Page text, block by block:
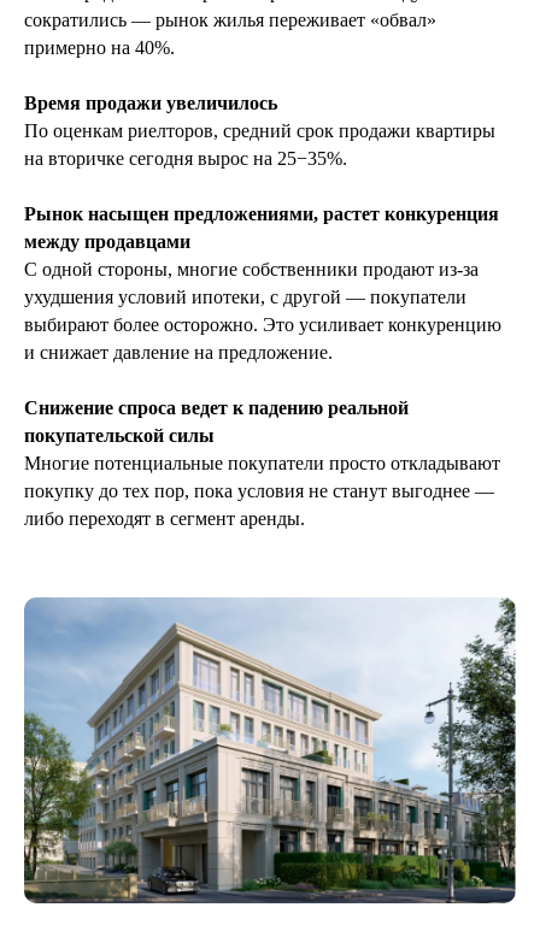
сократились — рынок жилья переживает «обвал»
примерно на 40%.
Время продажи увеличилось
По оценкам риелторов, средний срок продажи квартиры
на вторичке сегодня вырос на 25−35%.
Рынок насыщен предложениями, растет конкуренция
между продавцами
С одной стороны, многие собственники продают из-за
ухудшения условий ипотеки, с другой — покупатели
выбирают более осторожно. Это усиливает конкуренцию
и снижает давление на предложение.
Снижение спроса ведет к падению реальной
покупательской силы
Многие потенциальные покупатели просто откладывают
покупку до тех пор, пока условия не станут выгоднее —
либо переходят в сегмент аренды.